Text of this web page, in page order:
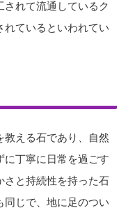
れて流通しているク
れているといわれてい
教える石であり、自然
に丁寧に日常を過ごす
さと持続性を持った石
同じで、地に足のつい